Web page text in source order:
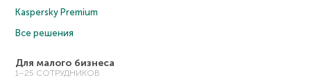
Kaspersky Premium
Все решения
Для малого бизнеса
1–25 СОТРУДНИКОВ